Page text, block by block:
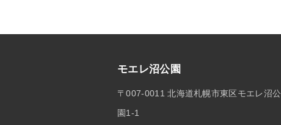
モエレ沼公園
〒007-0011 北海道札幌市東区モエレ沼公
園1-1